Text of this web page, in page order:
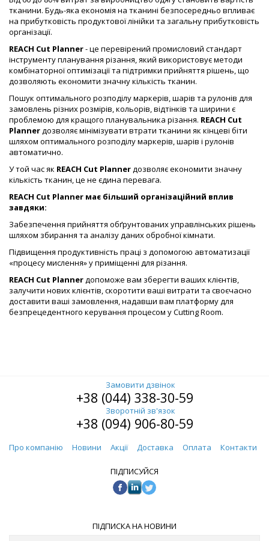
тканини. Будь-яка економія на тканині безпосередньо впливає
на прибутковість продуктової лінійки та загальну прибутковість
організації.
REACH Cut Planner- це перевірений промисловий стандарт
інструменту планування різання, який використовує методи
комбінаторної оптимізації та підтримки прийняття рішень, що
дозволяють економити значну кількість тканин.
Пошук оптимального розподілу маркерів, шарів та рулонів для
замовлень різних розмірів, кольорів, відтінків та ширини є
проблемою для кращого планувальника різання. REACH Cut
Plannerдозволяє мінімізувати втрати тканини як кінцеві біти
шляхом оптимального розподілу маркерів, шарів і рулонів
автоматично.
У той час як REACH Cut Plannerдозволяє економити значну
кількість тканин, це не єдина перевага.
REACH Cut Planner має більший організаційний вплив
завдяки:
Забезпечення прийняття обґрунтованих управлінських рішень
шляхом збирання та аналізу даних обробної кімнати.
Підвищення продуктивність праці з допомогою автоматизації
«процесу мислення» у приміщенні для різання.
REACH Cut Plannerдопоможе вам зберегти ваших клієнтів,
залучити нових клієнтів, скоротити ваші витрати та своєчасно
доставити ваші замовлення, надавши вам платформу для
безпрецедентного керування процесом у Cutting Room.
Замовити дзвінок
+38 (044) 338-30-59
Зворотній зв'язок
+38 (094) 906-80-59
Про компанію Новини Акції Доставка Оплата Контакти
ПІДПИСУЙСЯ
ПІДПИСКА НА НОВИНИ